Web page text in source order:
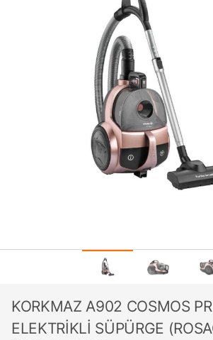
KORKMAZ A902 COSMOS
ELEKTRİKLİ SÜPÜRGE